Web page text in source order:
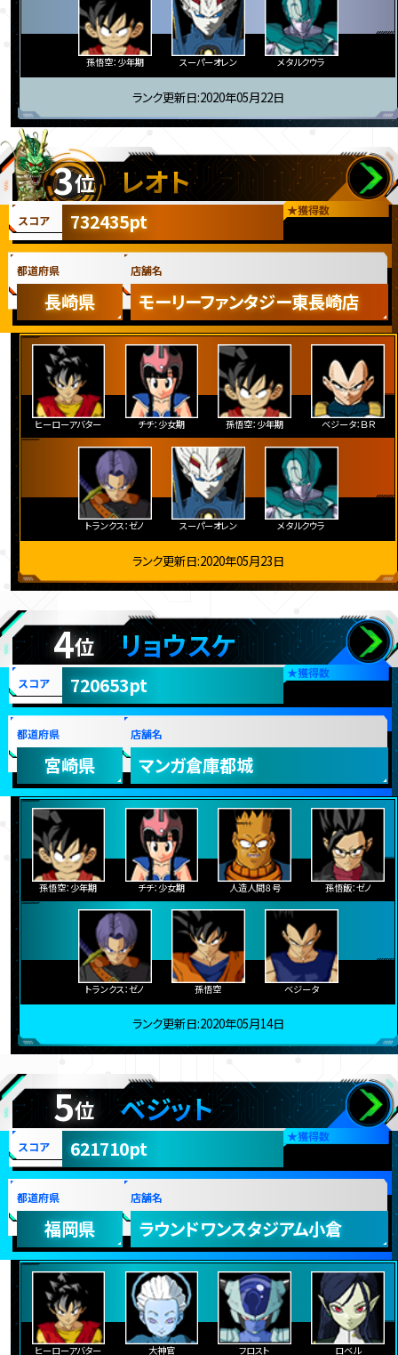
孫悟空：少年期 スーパーオレン メタルクウラ
ランク更新日:2020年05月22日
3位 レオト
★獲得数
スコア 732435pt
都道府県
長崎県
店舗名
モーリーファンタジー東長崎店
ヒーローアバター チチ：少女期 孫悟空：少年期 ベジータ：ＢＲ
トランクス：ゼノ スーパーオレン メタルクウラ
ランク更新日:2020年05月23日
4位 リョウスケ
★獲得数
スコア 720653pt
都道府県
宮崎県
店舗名
マンガ倉庫都城
孫悟空：少年期 チチ：少女期 人造人間８号 孫悟飯：ゼノ
トランクス：ゼノ 孫悟空 ベジータ
ランク更新日:2020年05月14日
5位 ベジット
★獲得数
スコア 621710pt
都道府県
福岡県
店舗名
ラウンドワンスタジアム小倉
ヒーローアバター 大神官 フロスト ロベル